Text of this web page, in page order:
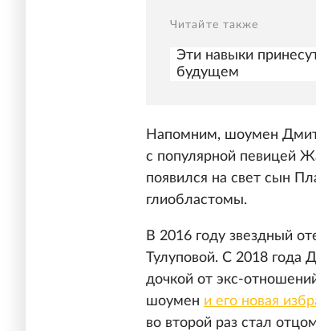
Читайте также
Эти навыки
будущем
Напомним, шоумен
с популярной певицей
появился на свет сын
глиобластомы.
В 2016 году звездный
Тулуповой. С 2018 года
дочкой от экс-
шоумен и его новая
во второй раз стал